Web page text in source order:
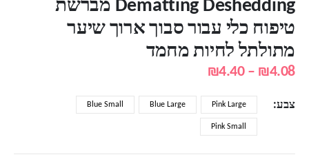
Dematting Deshedding מברשת
טיפוח כלי עבור סבוך ארוך שיער
מתולתל לחיות מחמד
₪4.08
–
₪4.40
⁦₪4.08⁩
עד
⁦₪4.40⁩
צבע Pink Large
Blue Large
Blue Small
Pink Small